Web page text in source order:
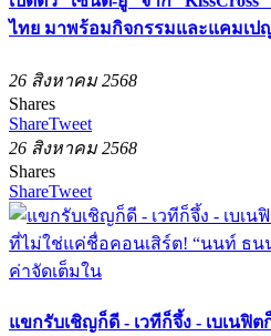
ไทย มาพร้อมกิจกรรมและแคมเ
26 สิงหาคม 2568
Shares
ShareTweet
26 สิงหาคม 2568
Shares
ShareTweet
แขกรับเชิญก็ดี - เวทีก็จึ้ง - เบเนฟิ